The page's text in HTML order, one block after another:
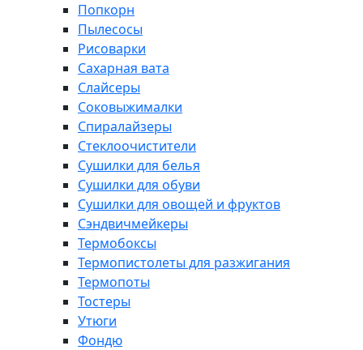
Попкорн
Пылесосы
Рисоварки
Сахарная вата
Слайсеры
Соковыжималки
Спиралайзеры
Стеклоочистители
Сушилки для белья
Сушилки для обуви
Сушилки для овощей и фруктов
Сэндвичмейкеры
Термобоксы
Термопистолеты для разжигания
Термопоты
Тостеры
Утюги
Фондю